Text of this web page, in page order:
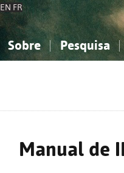
EN FR
Sobre Pesquisa
Manual de